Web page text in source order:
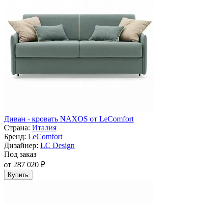
Диван - кровать NAXOS от LeComfort
Страна: Италия
Бренд: LeComfort
Дизайнер: LC Design
Под заказ
от 287 020 ₽
Купить